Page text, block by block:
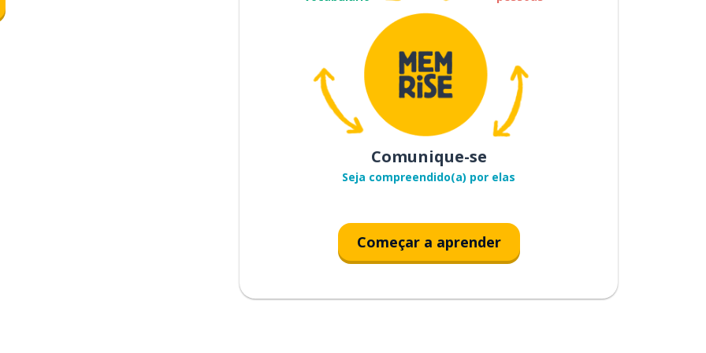
aparecer
Comunique-se
Seja compreendido(a) por elas
Começar a aprender